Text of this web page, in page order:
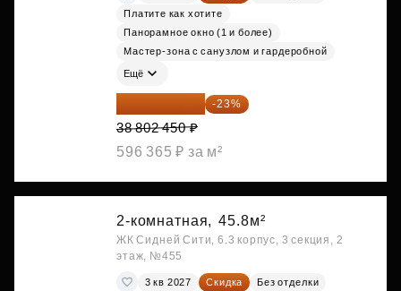
Платите как хотите
Панорамное окно (1 и более)
Мастер-зона с санузлом и гардеробной
Ещё
29 877 887 ₽ -23%
38 802 450 ₽
596 365 ₽ за м²
2-комнатная, 45.8м²
ЖК Сидней Сити, 6.3 корпус, 3 секция, 2
этаж, №455
3 кв 2027 Скидка
Без отделки